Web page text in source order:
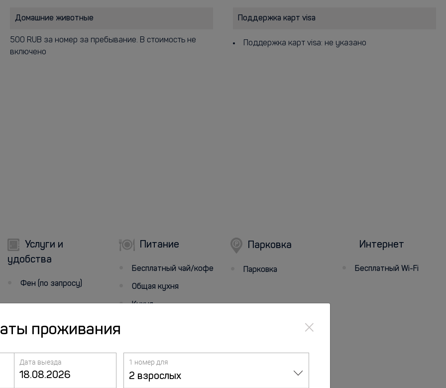
Домашние животные
500 RUB за номер за пребывание. В стоимость не
включено
Поддержка карт visa
Поддержка карт visa: не указано
Услуги и
удобства
Фен (по запросу)
Питание
Бесплатный чай/кофе
Общая кухня
Кухня
Парковка
Парковка
Интернет
Бесплатный Wi-Fi
проживания ×
Дата выезда 1 номер для
2 взрослых